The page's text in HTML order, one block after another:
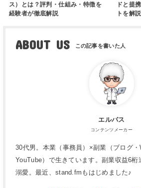
ス）とは？評判・仕組み・特徴を
経験者が徹底解説
ドと提
トを解説
ABOUT US
エルバス
コンテンツメーカー
30代男。本業（事務員）×副業（ブログ・
YouTube）で生きています。副業収益6桁
溺愛。最近、stand.fmもはじめました♪